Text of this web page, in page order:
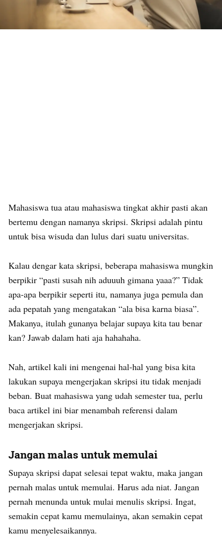
Mahasiswa tua atau mahasiswa tingkat akhir pasti akan
bertemu dengan namanya skripsi. Skripsi adalah pintu
untuk bisa wisuda dan lulus dari suatu universitas.
Kalau dengar kata skripsi, beberapa mahasiswa mungkin
berpikir “pasti susah nih aduuuh gimana yaaa?” Tidak
apa-apa berpikir seperti itu, namanya juga pemula dan
ada pepatah yang mengatakan “ala bisa karna biasa”.
Makanya, itulah gunanya belajar supaya kita tau benar
kan? Jawab dalam hati aja hahahaha.
Nah, artikel kali ini mengenai hal-hal yang bisa kita
lakukan supaya mengerjakan skripsi itu tidak menjadi
beban. Buat mahasiswa yang udah semester tua, perlu
baca artikel ini biar menambah referensi dalam
mengerjakan skripsi.
Jangan malas untuk memulai
Supaya skripsi dapat selesai tepat waktu, maka jangan
pernah malas untuk memulai. Harus ada niat. Jangan
pernah menunda untuk mulai menulis skripsi. Ingat,
semakin cepat kamu memulainya, akan semakin cepat
kamu menyelesaikannya.